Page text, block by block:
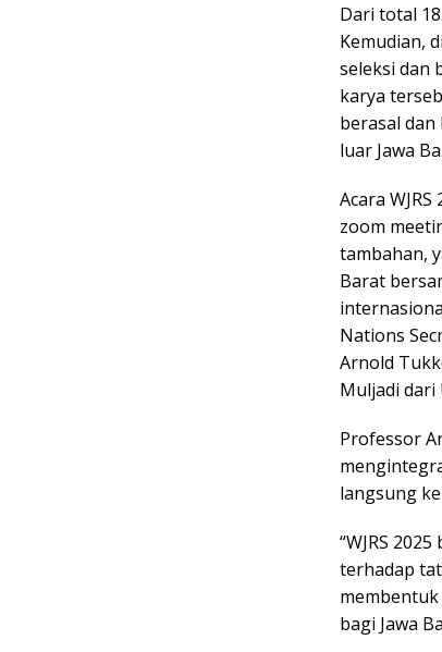
Dari total
Kemudian,
seleksi dan
karya
berasal
luar Jawa
Acara
zoom
tambahan,
Barat
Nations
Arnold
Muljadi
Professor
langsung
“WJRS
terhadap
bagi Jawa